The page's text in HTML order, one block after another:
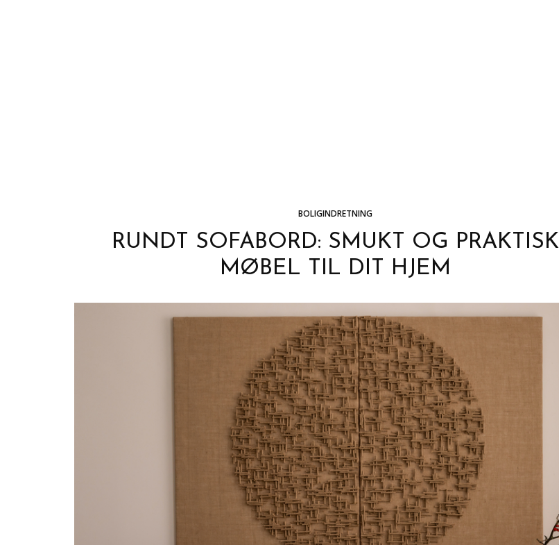
BOLIGINDRETNING
RUNDT SOFABORD: SMUKT OG PRAKTISK
MØBEL TIL DIT HJEM